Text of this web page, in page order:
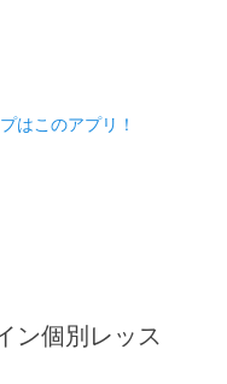
はこのアプリ！
ン個別レッス